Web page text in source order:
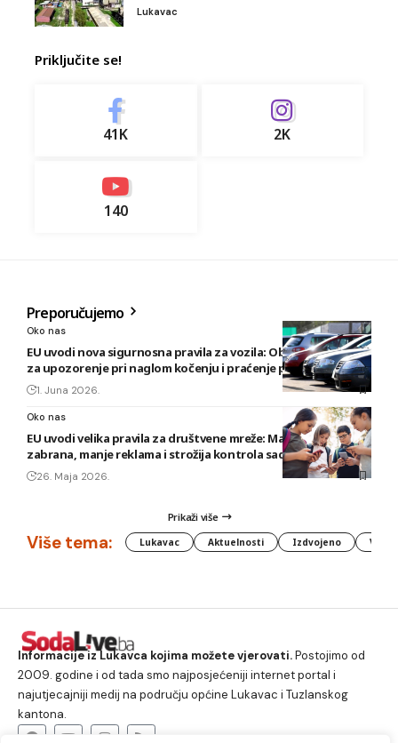
Lukavac
Priključite se!
41K 2K
140
Preporučujemo
Oko nas
EU uvodi nova sigurnosna pravila za vozila: Obavezni sistemi
za upozorenje pri naglom kočenju i praćenje pažnje vozača
1. Juna 2026.
Oko nas
EU uvodi velika pravila za društvene mreže: Maloljetnicima
zabrana, manje reklama i strožija kontrola sadržaja
26. Maja 2026.
Prikaži više
Više tema: Lukavac Aktuelnosti Izdvojeno
Informacije iz Lukavca kojima možete vjerovati.Postojimo od
2009. godine i od tada smo najposjećeniji internet portal i
najutjecajniji medij na području općine Lukavac i Tuzlanskog
kantona.